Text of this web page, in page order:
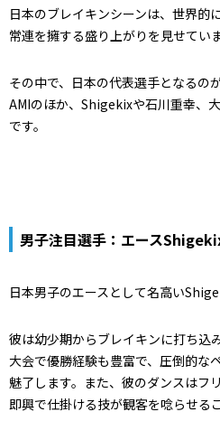
日本のブレイキンシーンは、世界的
常連を擁する盛り上がりを見せていま
その中で、日本の代表選手となるの
AMIのほか、Shigekixや石川重幸、
です。
男子注目選手：エース
日本男子のエースとして名高い
彼は幼少期からブレイキンに打ち込
大会で優勝経験も豊富で、圧倒的な
魅了します。また、彼のダンスはフ
即興で仕掛ける技が観客を唸らせる